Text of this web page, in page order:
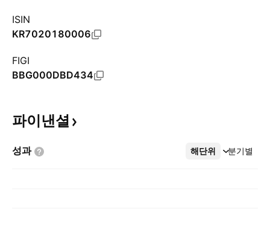
ISIN
KR7020180006
FIGI
BBG000DBD434
파이낸셜
성과 해단위 분기별
더보기